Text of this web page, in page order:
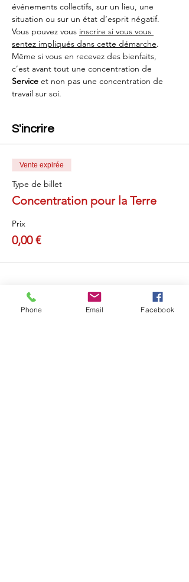
événements collectifs, sur un lieu, une
situation ou sur un état d’esprit négatif.
Vous pouvez vous inscrire si vous vous
sentez impliqués dans cette démarche.
Même si vous en recevez des bienfaits,
c’est avant tout une concentration de
Service et non pas une concentration de
travail sur soi.
S'incrire
Vente expirée
Type de billet
Concentration pour la Terre
Prix
0,00 €
Partager cet événement
Phone Email Facebook